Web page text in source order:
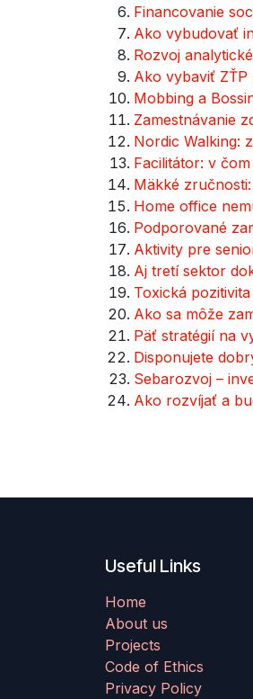
Financovanie
Ako vybudovať
Rozvoj
Ako vybaviť
Mobbing a
Zamestnávanie
Nordic Walking:
Facilitátor: v
Mäkké
Home office
Podporované
Aktivity pre
Aj tretí sektor
Toxická
Ako sa môže
Päť stratégií na
Disponujete
Sebarozvoj –
Ako rozvíjať a
Useful Links
Home
About us
Projects
Code of Ethics
Privacy Policy